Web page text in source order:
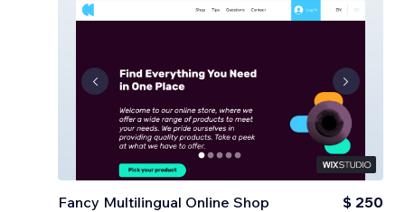
Fancy Multilingual Online Shop $ 250